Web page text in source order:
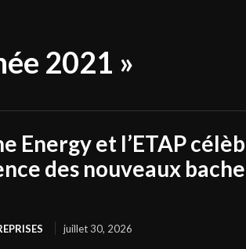
2021 »
Energy et l’ETAP
des nouveaux
juillet 30, 2026